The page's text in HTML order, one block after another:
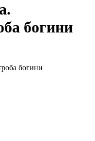
богини